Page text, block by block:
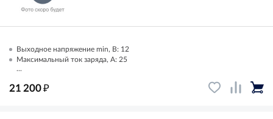
Выходное напряжение min, В: 12
Максимальный ток заряда, А: 25
...
21 200₽